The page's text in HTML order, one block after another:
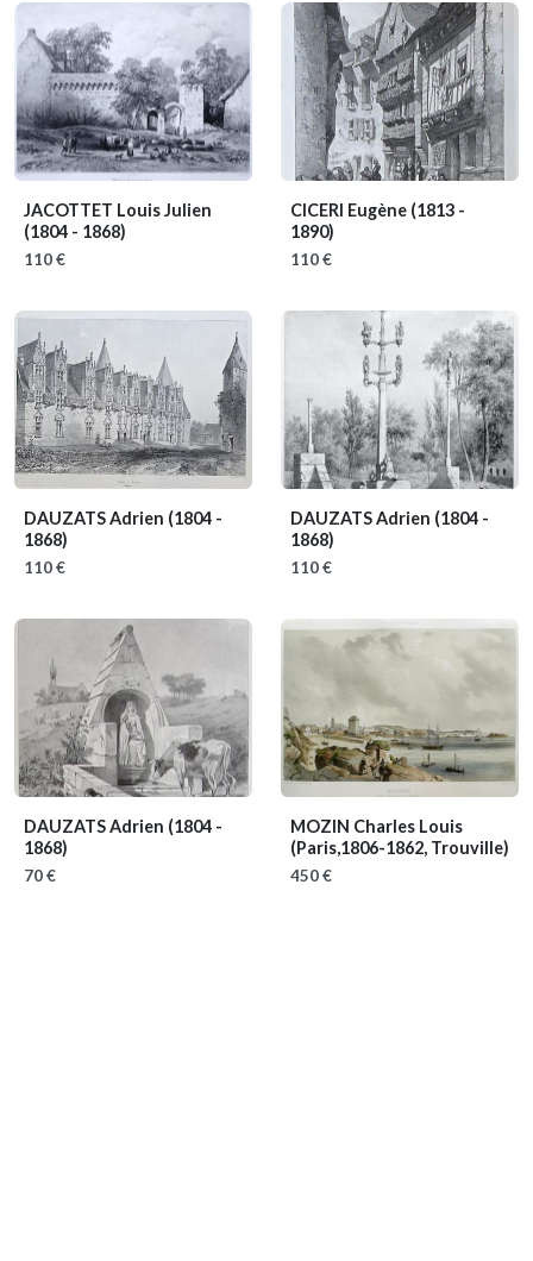
JACOTTET Louis Julien
(1804 - 1868)
110 €
CICERI Eugène (1813 -
1890)
110 €
DAUZATS Adrien (1804 -
1868)
110 €
DAUZATS Adrien (1804 -
1868)
110 €
DAUZATS Adrien (1804 -
1868)
70 €
MOZIN Charles Louis
(Paris,1806-1862, Trouville)
450 €